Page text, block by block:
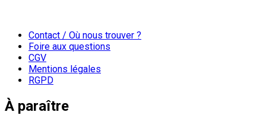
Contact / Où nous trouver ?
Foire aux questions
CGV
Mentions légales
RGPD
À paraître